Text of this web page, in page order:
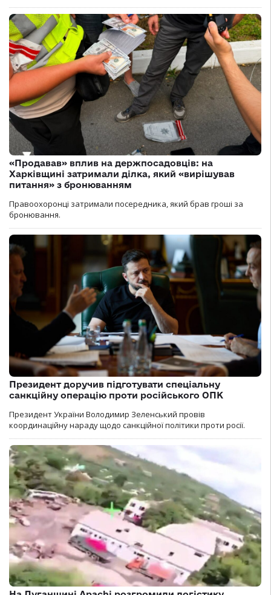
«Продавав» вплив на держпосадовців: на
Харківщині затримали ділка, який «вирішував
питання» з бронюванням
Правоохоронці затримали посередника, який брав гроші за
бронювання.
Президент доручив підготувати спеціальну
санкційну операцію проти російського ОПК
Президент України Володимир Зеленський провів
координаційну нараду щодо санкційної політики проти росії.